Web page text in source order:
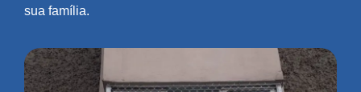
sua família.